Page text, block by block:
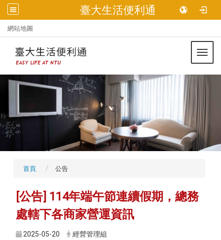
臺大生活便利通
網站地圖
首頁 公告
[公告] 114年端午節連續假期，總務
處轄下各商家營運資訊
2025-05-20 經營管理組